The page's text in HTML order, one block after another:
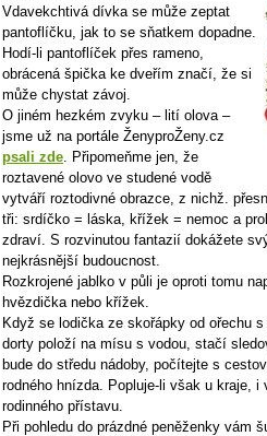
Vdavekchtivá dívka se může zeptat
pantoflíčku, jak to se sňatkem dopadne.
Hodí-li pantoflíček přes rameno,
obrácená špička ke dveřím značí, že si
může chystat závoj.
O jiném hezkém zvyku – lití olova –
jsme už na portále ŽenyproŽeny.cz
psali zde. Připomeňme jen, že
roztavené olovo ve studené vodě
vytváří roztodivné obrazce, z nichž.
tři: srdíčko = láska, křížek = nemoc a
zdraví. S rozvinutou fantazií dokážete
nejkrásnější budoucnost.
Rozkrojené jablko v půli je oproti tomu
hvězdička nebo křížek.
Když se lodička ze skořápky od ořechu
dorty položí na mísu s vodou, stačí
bude do středu nádoby, počítejte s
rodného hnízda. Popluje-li však u kraje,
rodinného přístavu.
Při pohledu do prázdné peněženky vám